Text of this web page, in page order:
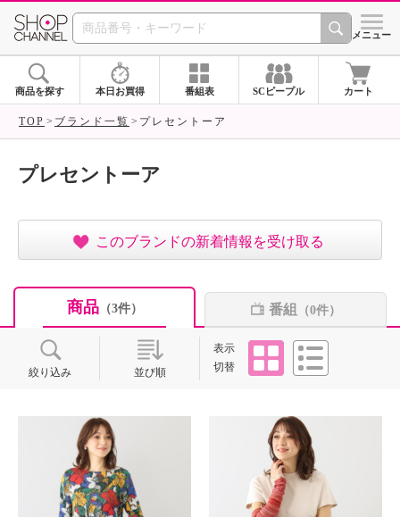
SHOP CHANNEL ショッ
メニュー
商品を探す 本日お買得 番組表 SCピープル カート
TOP ブランド一覧 プレセントーア
プレセントーア
このブランドの新着情報を受け取る
商品（3件） 番組 （0件）
絞り込み 並び順
表示
切替
タイル